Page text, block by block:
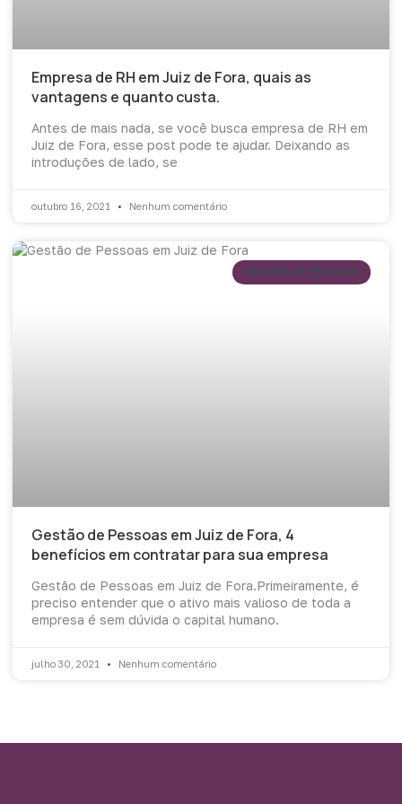
Empresa de RH em Juiz de Fora, quais as
vantagens e quanto custa.
Antes de mais nada, se você busca empresa de RH em
Juiz de Fora, esse post pode te ajudar. Deixando as
introduções de lado, se
outubro 16, 2021 Nenhum comentário
GESTÃO DE PESSOAS
Gestão de Pessoas em Juiz de Fora, 4
benefícios em contratar para sua empresa
Gestão de Pessoas em Juiz de Fora.Primeiramente, é
preciso entender que o ativo mais valioso de toda a
empresa é sem dúvida o capital humano.
julho 30, 2021 Nenhum comentário